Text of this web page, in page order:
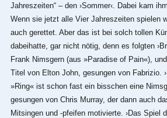
Jahreszeiten“ – den ›Sommer‹. Dabei kam
Wenn sie jetzt alle Vier Jahreszeiten spielen
auch gerettet. Aber das ist bei solch tollen
dabeihatte, gar nicht nötig, denn es folgten
Frank Nimsgern (aus »Paradise of Pain«),
Titel von Elton John, gesungen von Fabrizio.
»Ring« ist schon fast ein bisschen eine
gesungen von Chris Murray, der dann auch
Mitsingen und -pfeifen motivierte. ›Das Spiel